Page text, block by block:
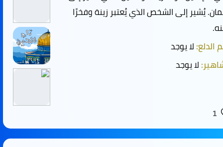
يُشير إلى الشخص الذي يُعتبر زينة وفخرًا
الدلع:لا يوجد
لا يوجد
1